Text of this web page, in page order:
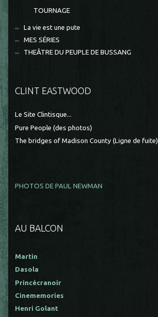
TOURNAGE
La vie est une pute
MES SÉRIES
THEÂTRE DU PEUPLE DE BUSSANG
CLINT EASTWOOD
Le Site Clintisque...
Pure People (des photos)
The bridges of Madison County (Ligne de fuite)
PHOTOS DE PAUL NEWMAN
AU BALCON
Martin
Dasola
Princécranoir
Cinememories
Henri Golant